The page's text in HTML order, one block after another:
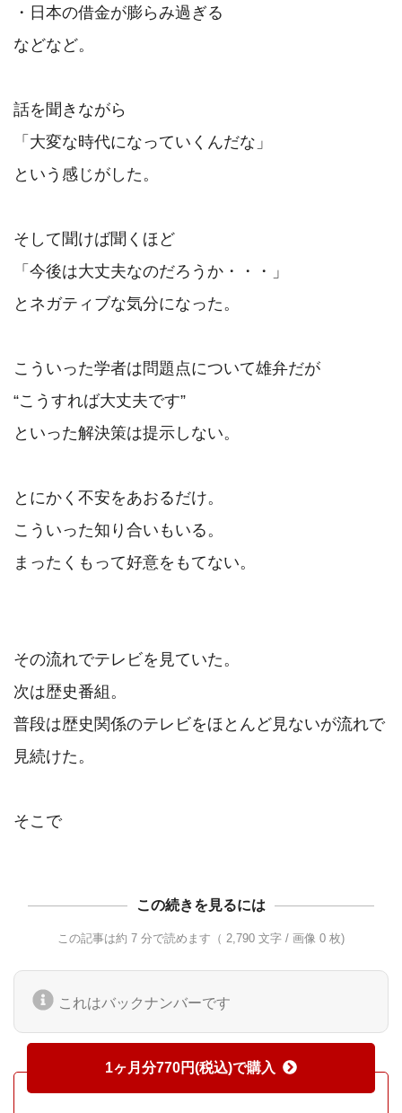
・日本の借金が膨らみ過ぎる
などなど。
話を聞きながら
「大変な時代になっていくんだな」
という感じがした。
そして聞けば聞くほど
「今後は大丈夫なのだろうか・・・」
とネガティブな気分になった。
こういった学者は問題点について雄弁だが
“こうすれば大丈夫です”
といった解決策は提示しない。
とにかく不安をあおるだけ。
こういった知り合いもいる。
まったくもって好意をもてない。
その流れでテレビを見ていた。
次は歴史番組。
普段は歴史関係のテレビをほとんど見ないが流れで
見続けた。
この続きを見るには
この記事は約 7 分で読めます（ 2,790 文字 / 画像 0 枚)
これはバックナンバーです
1ヶ月分770円(税込)で購入